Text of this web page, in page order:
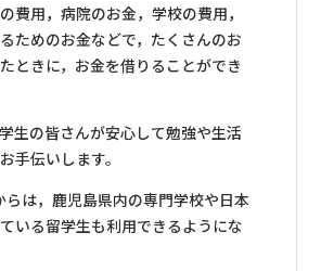
費用，病院のお金，学校の費用，
ためのお金などで，たくさんのお
ときに，お金を借りることができ
生の皆さんが安心して勉強や生活
手伝いします。
は，鹿児島県内の専門学校や日本
いる留学生も利用できるようにな